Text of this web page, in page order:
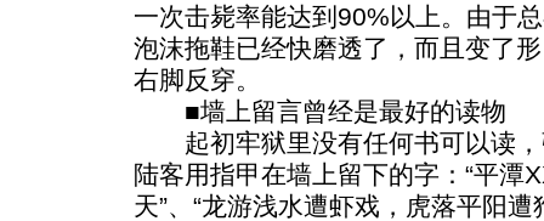
一次击毙率能达到90%以上。由于
泡沫拖鞋已经快磨透了，而且变了
右脚反穿。
■墙上留言曾经是最好的读物
起初牢狱里没有任何书可以读，
陆客用指甲在墙上留下的字：“平潭
天”、“龙游浅水遭虾戏，虎落平阳